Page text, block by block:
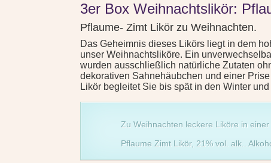
3er Box Weihnachtslikör:
Pflaume- Zimt Likör zu Weihnachten.
Das Geheimnis dieses Likörs liegt in dem
unser Weihnachtsliköre. Ein
wurden ausschließlich natürliche Zutaten
dekorativen Sahnehäubchen und einer
Likör begleitet Sie bis spät in den Winter
Zu Weihnachten leckere Liköre in einer
Pflaume Zimt Likör, 21% vol. alk..